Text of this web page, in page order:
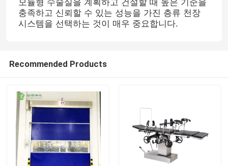
병원 수술실
스테인레스 강 에어샤워
스테인레스 강 패스 박스
모듈형 수술실을 계획하고 건설할 때 높은 기준을
충족하고 신뢰할 수 있는 성능을 가진 층류 천장
시스템을 선택하는 것이 매우 중요합니다.
Recommended Products